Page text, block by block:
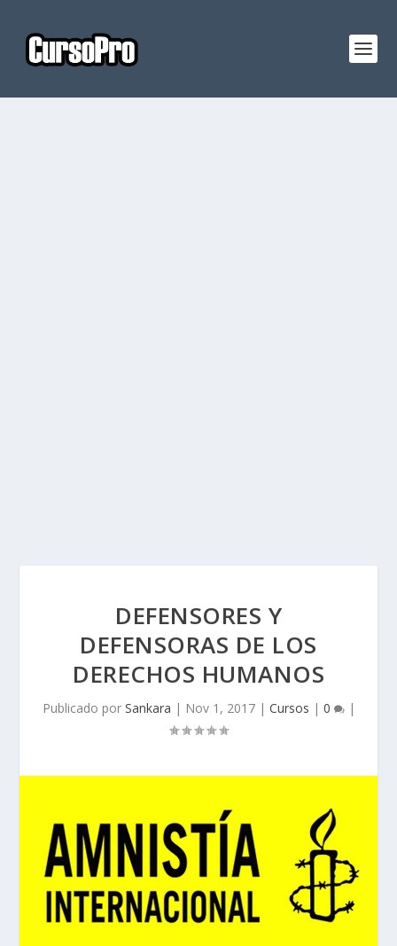
DEFENSORES Y
DEFENSORAS DE LOS
DERECHOS HUMANOS
Publicado por Sankara | Nov 1, 2017| Cursos | 0 |